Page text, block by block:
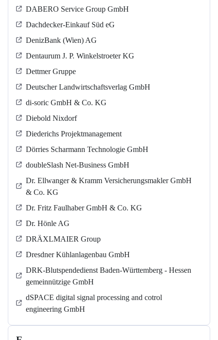
DABERO Service Group GmbH
Dachdecker-Einkauf Süd eG
DenizBank (Wien) AG
Dentaurum J. P. Winkelstroeter KG
Dettmer Gruppe
Deutscher Landwirtschaftsverlag GmbH
di-soric GmbH & Co. KG
Diebold Nixdorf
Diederichs Projektmanagement
Dörries Scharmann Technologie GmbH
doubleSlash Net-Business GmbH
Dr. Ellwanger & Kramm Versicherungsmakler GmbH
& Co. KG
Dr. Fritz Faulhaber GmbH & Co. KG
Dr. Hönle AG
DRÄXLMAIER Group
Dresdner Kühlanlagenbau GmbH
DRK-Blutspendedienst Baden-Württemberg - Hessen
gemeinnützige GmbH
dSPACE digital signal processing and cotrol
engineering GmbH